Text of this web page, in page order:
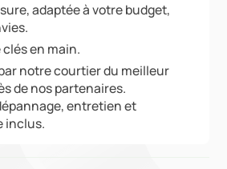
adaptée à votre budget,
en main.
notre courtier du meilleur
de nos partenaires.
entretien et
inclus.